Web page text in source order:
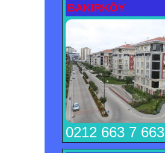
BAKIRKÖY
0212 663 7 663